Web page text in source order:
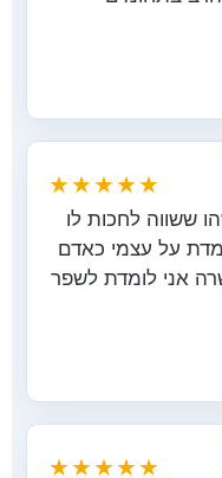
★★★★★
ששווה לחכות לו
על עצמי כאדם
אני לומדת לשפר
★★★★★